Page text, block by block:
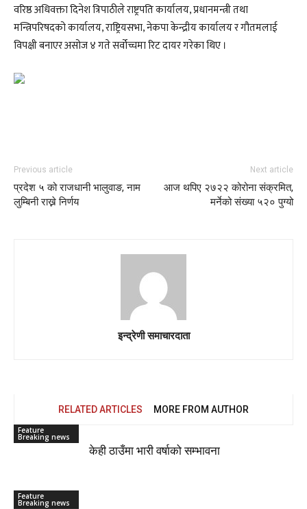
वरिष्ठ अधिवक्ता दिनेश त्रिपाठीले राष्ट्रपति कार्यालय, प्रधानमन्त्री तथा
मन्त्रिपरिषदको कार्यालय, राष्ट्रियसभा, नेकपा केन्द्रीय कार्यालय र गौतमलाई
विपक्षी बनाएर असोज ४ गते सर्वोच्चमा रिट दायर गरेका थिए ।
Previous article
प्रदेश ५ को राजधानी भालुवाङ, नाम
लुम्बिनी राख्ने निर्णय
Next article
आज थपिए २७२२ कोरोना संक्रमित,
मर्नेको संख्या ५२० पुग्यो
इन्द्रेणी समाचारदाता
RELATED ARTICLES MORE FROM AUTHOR
Feature
Breaking news
केही ठाउँमा भारी वर्षाको सम्भावना
Feature
Breaking news